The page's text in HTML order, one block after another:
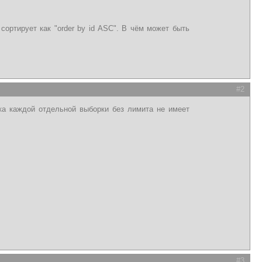
сортирует как "order by id ASC". В чём может быть
#2
каждой отдельной выборки без лимита не имеет